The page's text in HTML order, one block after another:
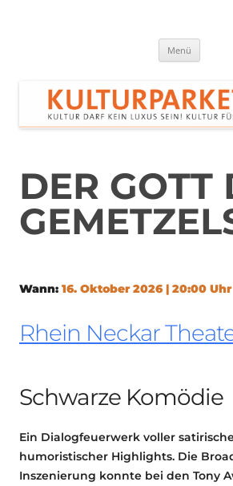
Menü
DER GOTT
Wann: 16. Oktober 2026 | 20:00 Uhr
Rhein Neckar
Schwarze Komödie
Ein Dialogfeuerwerk voller
humoristischer Highlights. Die
Inszenierung konnte bei den Tony